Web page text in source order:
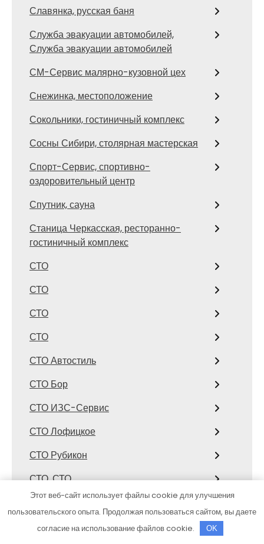
Славянка, русская баня
Служба эвакуации автомобилей,
Служба эвакуации автомобилей
СМ-Сервис малярно-кузовной цех
Снежинка, местоположение
Сокольники, гостиничный комплекс
Сосны Сибири, столярная мастерская
Спорт-Сервис, спортивно-
оздоровительный центр
Спутник, сауна
Станица Черкасская, ресторанно-
гостиничный комплекс
СТО
СТО
СТО
СТО
СТО Автостиль
СТО Бор
СТО ИЗС-Сервис
СТО Лофицкое
СТО Рубикон
СТО, СТО
СТО, СТО
Страйк
Этот веб-сайт использует файлы cookie для улучшения
пользовательского опыта. Продолжая пользоваться сайтом, вы даете
согласие на использование файлов cookie.
OK